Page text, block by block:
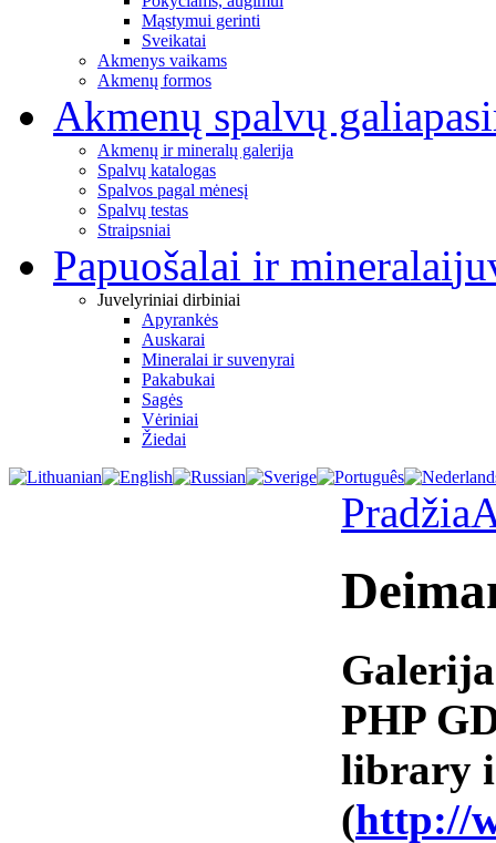
Mąstymui gerinti
Sveikatai
Akmenys vaikams
Akmenų formos
Akmenų spalvų galia
Akmenų ir mineralų galerija
Spalvų katalogas
Spalvos pagal mėnesį
Spalvų testas
Straipsniai
Papuošalai ir mineralai
Juvelyriniai dirbiniai
Apyrankės
Auskarai
Mineralai ir suvenyrai
Pakabukai
Sagės
Vėriniai
Žiedai
Pradžia
Galerija
PHP
library
(http://